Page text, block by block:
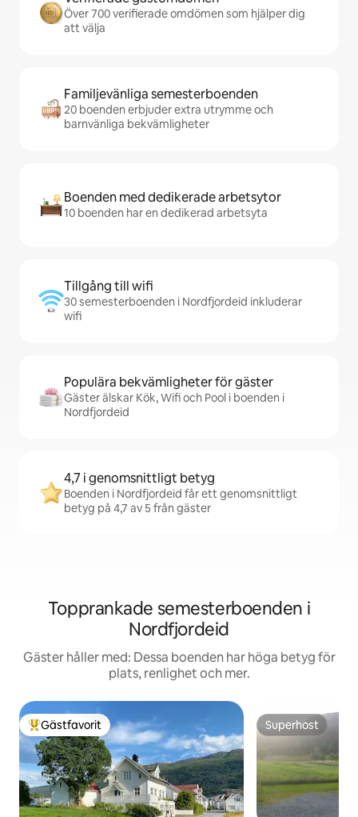
Över 700 verifierade omdömen som hjälper dig
att välja
Familjevänliga semesterboenden
20 boenden erbjuder extra utrymme och
barnvänliga bekvämligheter
Boenden med dedikerade arbetsytor
10 boenden har en dedikerad arbetsyta
Tillgång till wifi
30 semesterboenden i Nordfjordeid inkluderar
wifi
Populära bekvämligheter för gäster
Gäster älskar Kök, Wifi och Pool i boenden i
Nordfjordeid
4,7 i genomsnittligt betyg
Boenden i Nordfjordeid får ett genomsnittligt
betyg på 4,7 av 5 från gäster
Topprankade semesterboenden i
Nordfjordeid
Gäster håller med: Dessa boenden har höga betyg för
plats, renlighet och mer.
Populär gästfavorit
Gästfavorit Superhost
Superhost